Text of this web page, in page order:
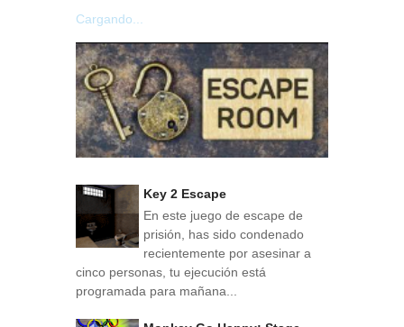
Cargando...
Key 2 Escape
En este juego de escape de
prisión, has sido condenado
recientemente por asesinar a
cinco personas, tu ejecución está
programada para mañana...